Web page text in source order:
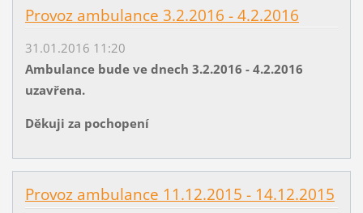
Provoz ambulance 3.2.2016 - 4.2.2016
31.01.2016 11:20
Ambulance bude ve dnech 3.2.2016 - 4.2.2016
uzavřena.
Děkuji za pochopení
Provoz ambulance 11.12.2015 - 14.12.2015